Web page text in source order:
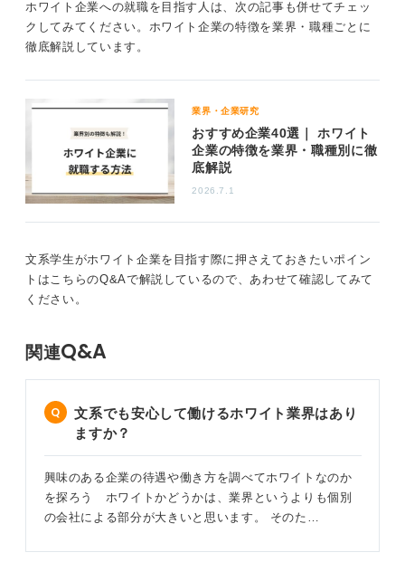
ホワイト企業への就職を目指す人は、次の記事も併せてチェッ
クしてみてください。ホワイト企業の特徴を業界・職種ごとに
徹底解説しています。
業界・企業研究
おすすめ企業40選｜ ホワイト
企業の特徴を業界・職種別に徹
底解説
2026.7.1
文系学生がホワイト企業を目指す際に押さえておきたいポイン
トはこちらのQ&Aで解説しているので、あわせて確認してみて
ください。
関連Q&A
文系でも安心して働けるホワイト業界はあり
ますか？
興味のある企業の待遇や働き方を調べてホワイトなのか
を探ろう ホワイトかどうかは、業界というよりも個別
の会社による部分が大きいと思います。 そのた…